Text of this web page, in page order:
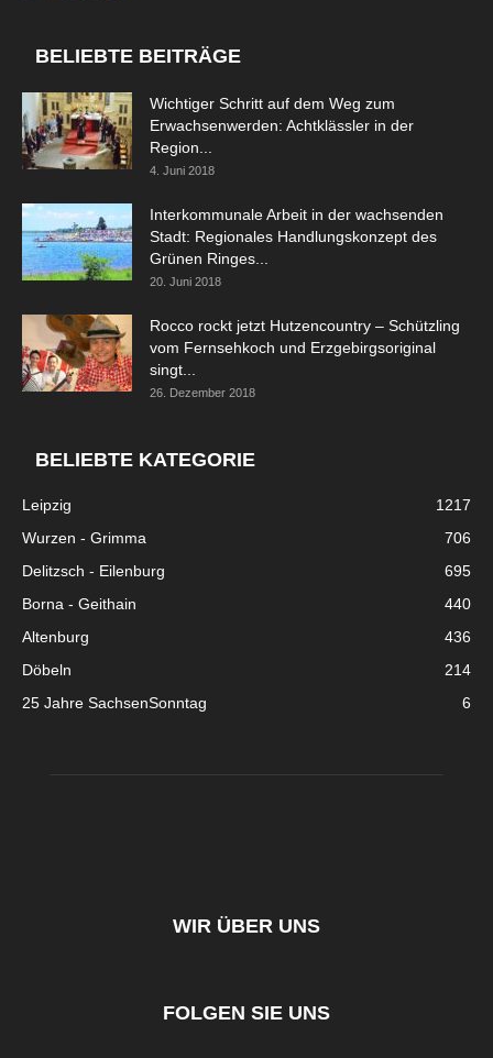
BELIEBTE BEITRÄGE
Wichtiger Schritt auf dem Weg zum
Erwachsenwerden: Achtklässler in der
Region...
4. Juni 2018
Interkommunale Arbeit in der wachsenden
Stadt: Regionales Handlungskonzept des
Grünen Ringes...
20. Juni 2018
Rocco rockt jetzt Hutzencountry – Schützling
vom Fernsehkoch und Erzgebirgsoriginal
singt...
26. Dezember 2018
BELIEBTE KATEGORIE
Leipzig
1217
Wurzen - Grimma
706
Delitzsch - Eilenburg
695
Borna - Geithain
440
Altenburg
436
Döbeln
214
25 Jahre SachsenSonntag
6
WIR ÜBER UNS
FOLGEN SIE UNS